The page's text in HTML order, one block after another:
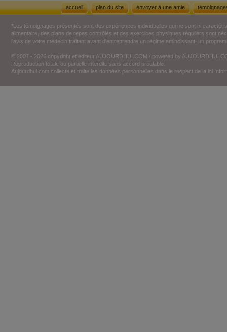
accueil plan du site envoyer à une amie
*Les témoignages présentés sont des expériences individuelles qui ne sont ni
alimentaire, des plans de repas contrôlés et des exercices physiques réguliers sont
l'avis de votre médecin traitant avant d'entreprendre un régime amincissant, un
© 2007 - 2026 copyright et éditeur AUJOURDHUI.COM / powered by
Reproduction totale ou partielle interdite sans accord préalable.
Aujourdhui.com collecte et traite les données personnelles dans le respect de la loi